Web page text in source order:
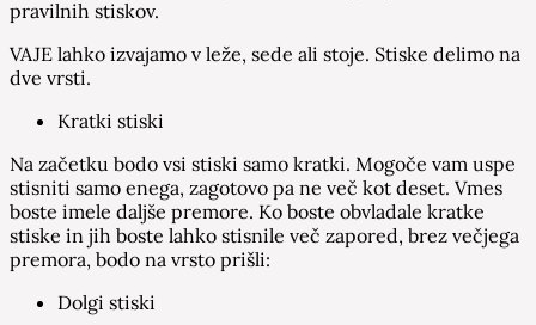
pravilnih stiskov.
VAJE lahko izvajamo v leže, sede ali stoje. Stiske delimo na
dve vrsti.
Kratki stiski
Na začetku bodo vsi stiski samo kratki. Mogoče vam uspe
stisniti samo enega, zagotovo pa ne več kot deset. Vmes
boste imele daljše premore. Ko boste obvladale kratke
stiske in jih boste lahko stisnile več zapored, brez večjega
premora, bodo na vrsto prišli:
Dolgi stiski